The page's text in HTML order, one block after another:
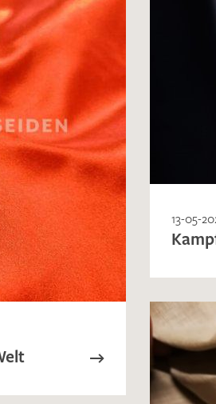
ist das Kontaktformular
Sie eine E-Mail mit ihren
arbeiten schnellstmöglich an
13-05-